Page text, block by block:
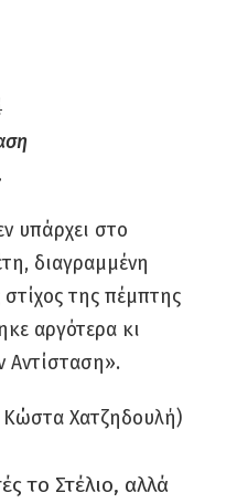
υπάρχει στο
διαγραμμένη
στίχος της πέμπτης
αργότερα κι
Αντίσταση».
Χατζηδουλή)
το Στέλιο, αλλά